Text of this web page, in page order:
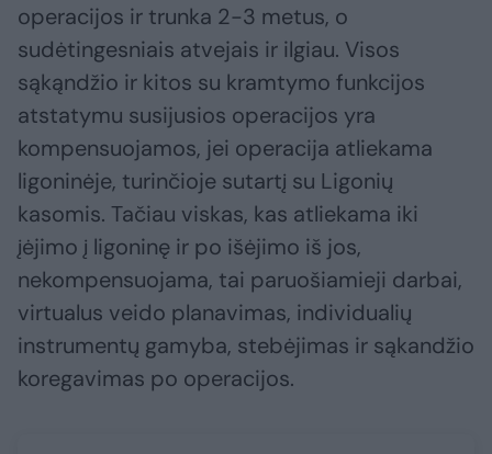
operacijos ir trunka 2-3 metus, o
sudėtingesniais atvejais ir ilgiau. Visos
sąkąndžio ir kitos su kramtymo funkcijos
atstatymu susijusios operacijos yra
kompensuojamos, jei operacija atliekama
ligoninėje, turinčioje sutartį su Ligonių
kasomis. Tačiau viskas, kas atliekama iki
įėjimo į ligoninę ir po išėjimo iš jos,
nekompensuojama, tai paruošiamieji darbai,
virtualus veido planavimas, individualių
instrumentų gamyba, stebėjimas ir sąkandžio
koregavimas po operacijos.